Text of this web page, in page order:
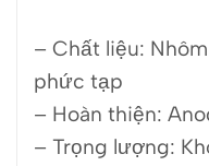
– Chất liệu:
phức tạp
– Hoàn thiện:
– Trọng lượng: